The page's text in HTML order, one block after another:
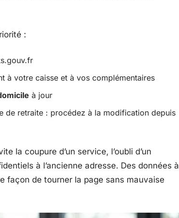
:
à votre caisse et à vos complémentaires
à jour
de retraite : procédez à la modification depuis
la coupure d’un service, l’oubli d’un
à l’ancienne adresse. Des données à
façon de tourner la page sans mauvaise